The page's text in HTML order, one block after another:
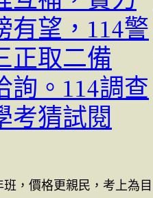
有望，114警
正取二備
詢。114調查
考猜試閱
班，價格更親民，考上為目